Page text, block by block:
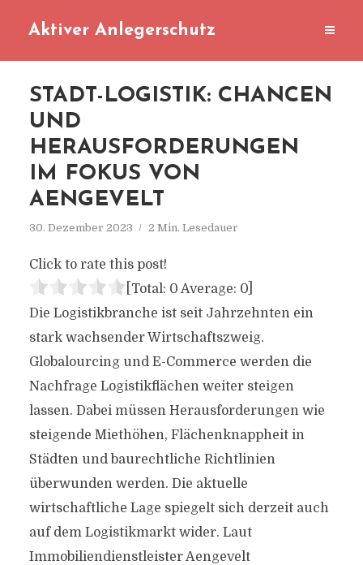
Aktiver Anlegerschutz
STADT-LOGISTIK: CHANCEN
UND
HERAUSFORDERUNGEN
IM FOKUS VON
AENGEVELT
30. Dezember 2023 2 Min. Lesedauer
Click to rate this post!
[Total: 0 Average: 0]
Die Logistikbranche ist seit Jahrzehnten ein
stark wachsender Wirtschaftszweig.
Globalourcing und E-Commerce werden die
Nachfrage Logistikflächen weiter steigen
lassen. Dabei müssen Herausforderungen wie
steigende Miethöhen, Flächenknappheit in
Städten und baurechtliche Richtlinien
überwunden werden. Die aktuelle
wirtschaftliche Lage spiegelt sich derzeit auch
auf dem Logistikmarkt wider. Laut
Immobiliendienstleister Aengevelt